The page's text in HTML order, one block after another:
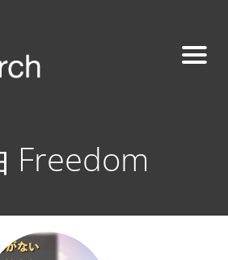
Freedom